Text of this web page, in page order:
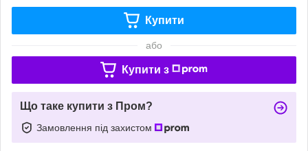
Купити
або
Купити з
Що таке купити з Пром?
Замовлення під захистом